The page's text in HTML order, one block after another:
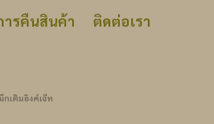
ารคืนสินค้า
ติดต่อเรา
กเติมอิงค์เจ็ท